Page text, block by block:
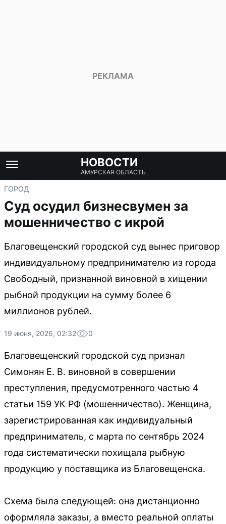
НОВОСТИ
АМУРСКАЯ ОБЛАСТЬ
ГОРОД
Суд осудил бизнесвумен за
мошенничество с икрой
Благовещенский городской суд вынес приговор
индивидуальному предпринимателю из города
Свободный, признанной виновной в хищении
рыбной продукции на сумму более 6
миллионов рублей.
19 июня, 2026, 02:32 0
Благовещенский городской суд признал
Симонян Е. В. виновной в совершении
преступления, предусмотренного частью 4
статьи 159 УК РФ (мошенничество). Женщина,
зарегистрированная как индивидуальный
предприниматель, с марта по сентябрь 2024
года систематически похищала рыбную
продукцию у поставщика из Благовещенска.
Схема была следующей: она дистанционно
оформляла заказы, а вместо реальной оплаты